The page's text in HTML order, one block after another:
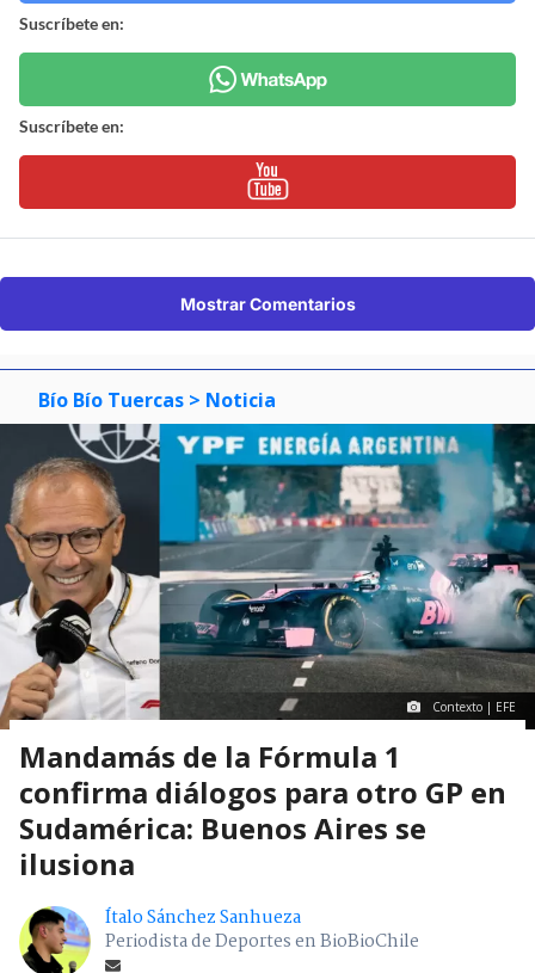
Suscríbete en:
Suscríbete en:
Mostrar Comentarios
Bío Bío Tuercas > Noticia
Contexto | EFE
Mandamás de la Fórmula 1
confirma diálogos para otro GP en
Sudamérica: Buenos Aires se
ilusiona
Ítalo Sánchez Sanhueza
Periodista de Deportes en BioBioChile